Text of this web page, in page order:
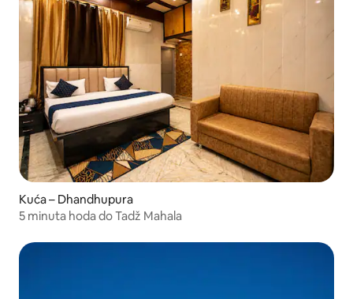
Kuća – Dhandhupura
5 minuta hoda do Tadž Mahala